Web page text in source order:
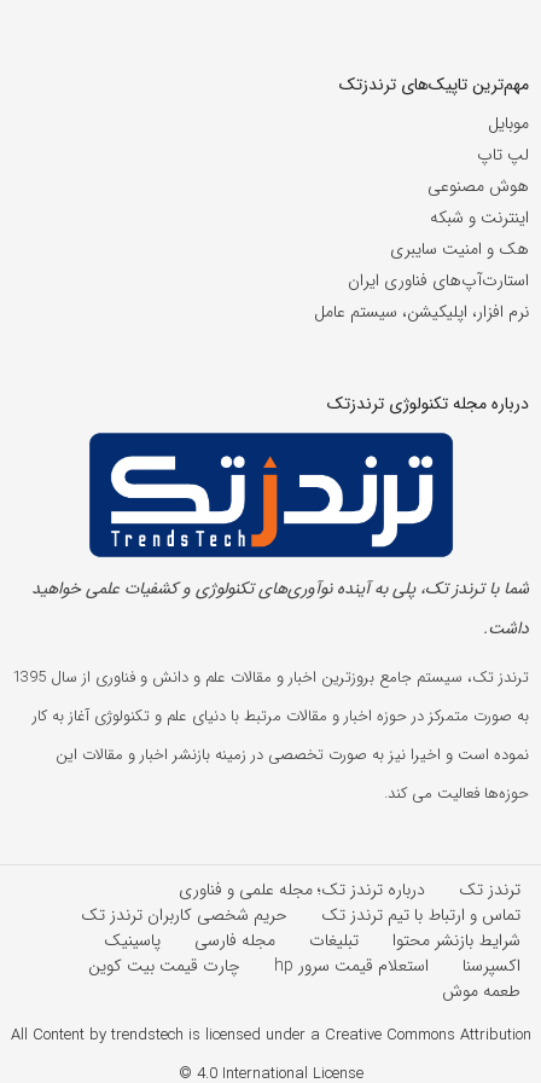
مهم‌ترین تاپیک‌های ترندزتک
موبایل
لپ تاپ
هوش مصنوعی
اینترنت و شبکه
هک و امنیت سایبری
استارت‌آپ‌های فناوری ایران
نرم افزار، اپلیکیشن، سیستم عامل
درباره مجله تکنولوژی ترندزتک
شما با ترندز تک، پلی به آینده‌ نوآوری‌های تکنولوژی و کشفیات علمی خواهید
داشت.
ترندز تک، سیستم جامع بروزترین اخبار و مقالات علم و دانش و فناوری از سال 1395
به صورت متمرکز در حوزه اخبار و مقالات مرتبط با دنیای علم و تکنولوژی آغاز به کار
نموده است و اخیرا نیز به صورت تخصصی در زمینه بازنشر اخبار و مقالات این
حوزه‌ها فعالیت می کند.
ترندز تک
درباره ترندز تک؛ مجله علمی و فناوری
تماس و ارتباط با تیم ترندز تک
حریم شخصی کاربران ترندز تک
شرایط بازنشر محتوا
تبلیغات مجله فارسی
پاسینیک
اکسپرسنا
استعلام قیمت سرور hp
چارت قیمت بیت کوین
طعمه موش
All Content by trendstech is licensed under a Creative Commons Attribution
4.0 International License ©️